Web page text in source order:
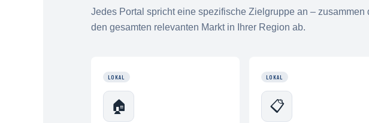
Jedes Portal spricht eine spezifische Zielgruppe an – zusammen
den gesamten relevanten Markt in Ihrer Region ab.
LOKAL
🏠
LOKAL
📋